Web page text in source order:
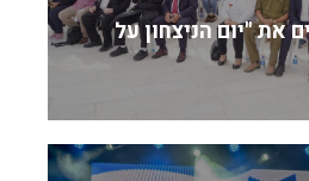
את "יום הניצחון על